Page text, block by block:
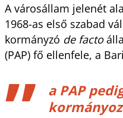
A városállam jelenét
1968-as első szabad
kormányzó de facto
(PAP) fő ellenfele, a
a PAP